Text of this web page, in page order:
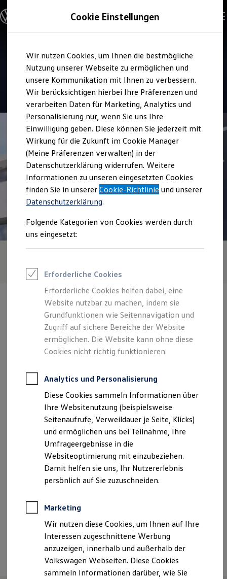
Hauptinhalt
springen
Footer
springen
Modelle und Konfigurator
Konfigurator
Modelle vergleichen
Elektroautos
ENERGY Sondermodelle
Nutzfahrzeuge
SUV und CUV
Familienautos
Kombis
Kompaktwagen
Sportwagen
Schnell verfügbare Fahrzeuge
Angebote und Produkte
Aktuelle Angebote
E-Auto-Förderung
Volkswagen Marktplatz
Die ENERGY Sondermodelle
Junge Gebrauchtwagen und Gebrauchtwagen
Volkswagen Zertifizierte Gebrauchtwagen
Elektromobilität bei Gebrauchtwagen
Saisonangebote
Reifenpakete
Leasing
Leasing-Angebote
Elektroauto Leasing
Kleinwagen-Leasing
Leasing ohne Anzahlung
Finanzierung
Autokredit mit Schlussrate
Versicherungen und Garantien
Kfz-Versicherung
Restschuldversicherungen
Garantien
Professional Class bei Volkswagen
Behörden
Direktkunden
Sonderfahrzeuge
Anpfiff zum Gewinn
Elektromobilität
Elektroautos
ID. Tutorials
Elektrofahrzeugkonzepte
ID. EVERY1
Reichweite
Rekuperation
Laden unterwegs
Laden Zuhause
Ladestationen finden
Ladezeitensimulator
Batterie
Sicherheit
Service
SEVO Automobile Vaihingen
4.8|44 Bewertungen
Verantwortlich für die Inhalte auf dieser Seite ist die Autozentrum
Vogt Vaihingen GmbH & Co. KG
Zentrale
Stuttgarter Straße 62, 71665 Vaihingen
info.vaihingen@sevo.de
+49 7042 95250
Montag-Freitag 07:15-17:30 Uhr
Samstag
Geschlossen
Sonntag
Geschlossen
Ansprechpartner
Cookie Einstellungen
Wir nutzen Cookies, um Ihnen die bestmögliche
Nutzung unserer Webseite zu ermöglichen und
unsere Kommunikation mit Ihnen zu verbessern.
Wir berücksichtigen hierbei Ihre Präferenzen und
verarbeiten Daten für Marketing, Analytics und
Personalisierung nur, wenn Sie uns Ihre
Einwilligung geben. Diese können Sie jederzeit mit
Wirkung für die Zukunft im Cookie Manager
(Meine Präferenzen verwalten) in der
Datenschutzerklärung widerrufen. Weitere
Informationen zu unseren eingesetzten Cookies
finden Sie in unsererCookie-Richtlinie und unserer
Datenschutzerklärung.
Folgende Kategorien von Cookies werden durch
uns eingesetzt:
Erforderliche Cookies
Erforderliche Cookies helfen dabei, eine
Website nutzbar zu machen, indem sie
Grundfunktionen wie Seitennavigation und
Zugriff auf sichere Bereiche der Website
ermöglichen. Die Website kann ohne diese
Cookies nicht richtig funktionieren.
Analytics und Personalisierung
Diese Cookies sammeln Informationen über
Ihre Websitenutzung (beispielsweise
Seitenaufrufe, Verweildauer je Seite, Klicks)
und ermöglichen uns bei Teilnahme, Ihre
Umfrageergebnisse in die
Websiteoptimierung mit einzubeziehen.
Damit helfen sie uns, Ihr Nutzererlebnis
persönlich auf Sie zuzuschneiden.
Marketing
Wir nutzen diese Cookies, um Ihnen auf Ihre
Interessen zugeschnittene Werbung
anzuzeigen, innerhalb und außerhalb der
Volkswagen Webseiten. Diese Cookies
sammeln Informationen darüber, wie Sie